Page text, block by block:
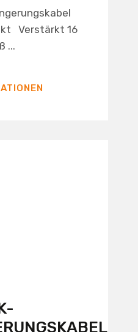
Verstärkt 16
...